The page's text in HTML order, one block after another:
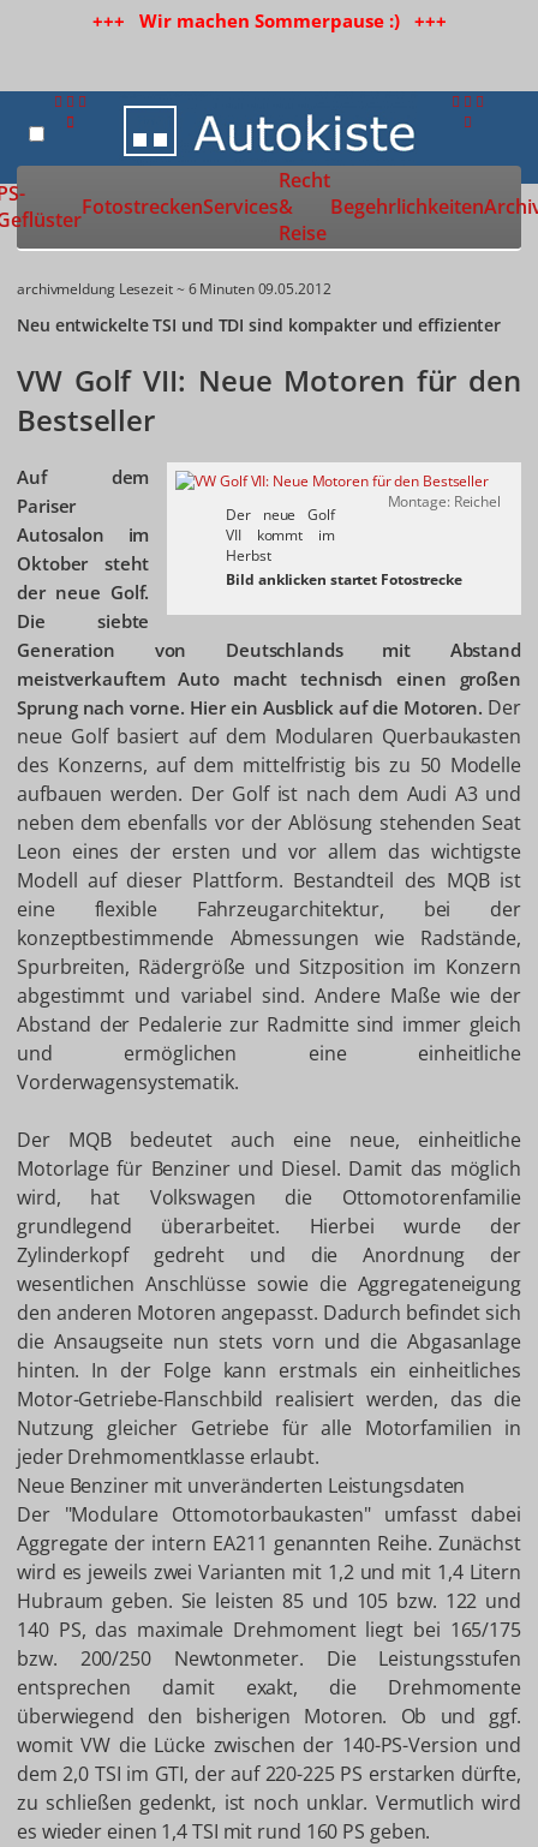
+++ Wir machen Sommerpause :) +++
Zur Startseite
FotostreckenServices
Recht
&
Reise
Begehrlichkeiten
archivmeldung Lesezeit ~ 6 Minuten09.05.2012
Neu entwickelte TSI und TDI sind kompakter und effizienter
VW Golf VII: Neue Motoren für den
Bestseller
Montage: Reichel
Der neue Golf
VII kommt im
Herbst
Auf dem
Pariser
Autosalon im
Oktober steht
der neue Golf.
Die siebte
Generation von Deutschlands mit Abstand
meistverkauftem Auto macht technisch einen großen
Sprung nach vorne. Hier ein Ausblick auf die Motoren. Der
neue Golf basiert auf dem Modularen Querbaukasten
des Konzerns, auf dem mittelfristig bis zu 50 Modelle
aufbauen werden. Der Golf ist nach dem Audi A3 und
neben dem ebenfalls vor der Ablösung stehenden Seat
Leon eines der ersten und vor allem das wichtigste
Modell auf dieser Plattform. Bestandteil des MQB ist
eine flexible Fahrzeugarchitektur, bei der
konzeptbestimmende Abmessungen wie Radstände,
Spurbreiten, Rädergröße und Sitzposition im Konzern
abgestimmt und variabel sind. Andere Maße wie der
Abstand der Pedalerie zur Radmitte sind immer gleich
und ermöglichen eine einheitliche
Vorderwagensystematik.
Der MQB bedeutet auch eine neue, einheitliche
Motorlage für Benziner und Diesel. Damit das möglich
wird, hat Volkswagen die Ottomotorenfamilie
grundlegend überarbeitet. Hierbei wurde der
Zylinderkopf gedreht und die Anordnung der
wesentlichen Anschlüsse sowie die Aggregateneigung
den anderen Motoren angepasst. Dadurch befindet sich
die Ansaugseite nun stets vorn und die Abgasanlage
hinten. In der Folge kann erstmals ein einheitliches
Motor-Getriebe-Flanschbild realisiert werden, das die
Nutzung gleicher Getriebe für alle Motorfamilien in
jeder Drehmomentklasse erlaubt.
Neue Benziner mit unveränderten Leistungsdaten
Der "Modulare Ottomotorbaukasten" umfasst dabei
Aggregate der intern EA211 genannten Reihe. Zunächst
wird es jeweils zwei Varianten mit 1,2 und mit 1,4 Litern
Hubraum geben. Sie leisten 85 und 105 bzw. 122 und
140 PS, das maximale Drehmoment liegt bei 165/175
bzw. 200/250 Newtonmeter. Die Leistungsstufen
entsprechen damit exakt, die Drehmomente
überwiegend den bisherigen Motoren. Ob und ggf.
womit VW die Lücke zwischen der 140-PS-Version und
dem 2,0 TSI im GTI, der auf 220-225 PS erstarken dürfte,
zu schließen gedenkt, ist noch unklar. Vermutlich wird
es wieder einen 1,4 TSI mit rund 160 PS geben.